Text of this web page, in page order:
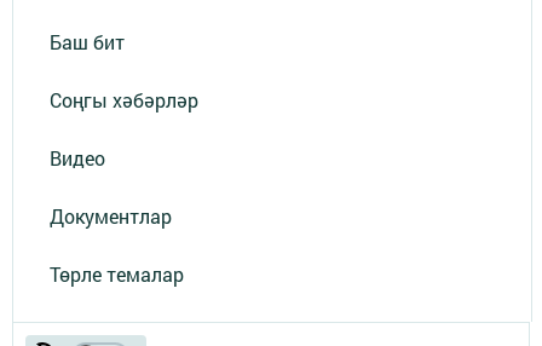
Баш бит
Соңгы хәбәрләр
Видео
Документлар
Төрле темалар